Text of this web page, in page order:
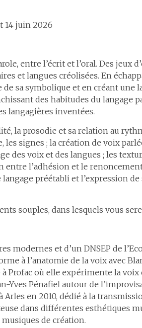
14 juin 2026
entre l’écrit et l’oral. Des jeux
et langues créolisées. En
sa symbolique et en créant une
des habitudes du langage
langagières inventées.
la prosodie et sa relation au
les signes ; la création de voix
des voix et des langues ; les
entre l’adhésion et le
préétabli et l’expression de
souples, dans lesquels vous
modernes et d’un DNSEP de
à l’anatomie de la voix avec
Profac où elle expérimente la
Yves Pénafiel autour de
en 2010, dédié à la
dans différentes esthétiques
de création.